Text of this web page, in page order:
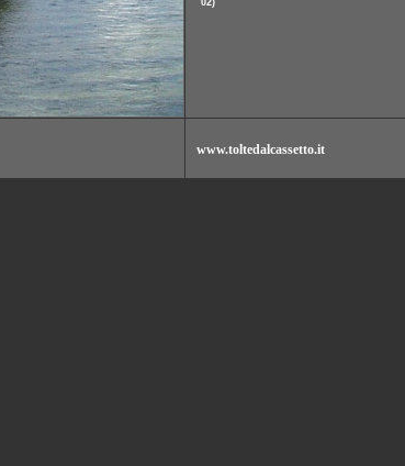
02)
www.toltedalcassetto.it